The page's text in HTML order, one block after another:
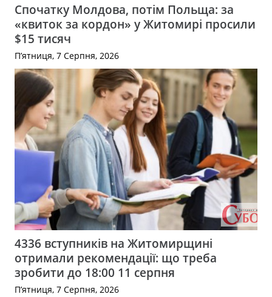
Спочатку Молдова, потім Польща: за
«квиток за кордон» у Житомирі просили
$15 тисяч
П’ятниця, 7 Серпня, 2026
4336 вступників на Житомирщині
отримали рекомендації: що треба
зробити до 18:00 11 серпня
П’ятниця, 7 Серпня, 2026